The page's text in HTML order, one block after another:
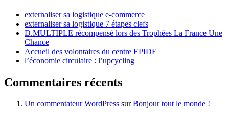
externaliser sa logistique e-commerce
externaliser sa logistique 7 étapes clefs
D.MULTIPLE récompensé lors des Trophées La France Une
Chance
Accueil des volontaires du centre EPIDE
l’économie circulaire : l’upcycling
Commentaires récents
Un commentateur WordPress surBonjour tout le monde !